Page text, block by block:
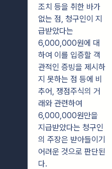
조치 등을 취한 바가
없는 점, 청구인이 지
급받았다는
6,000,000원에 대
하여 이를 입증할 객
관적인 증빙을 제시하
지 못하는 점 등에 비
추어, 쟁점주식의 거
래와 관련하여
6,000,000원만을
지급받았다는 청구인
의 주장은 받아들이기
어려운 것으로 판단된
다.